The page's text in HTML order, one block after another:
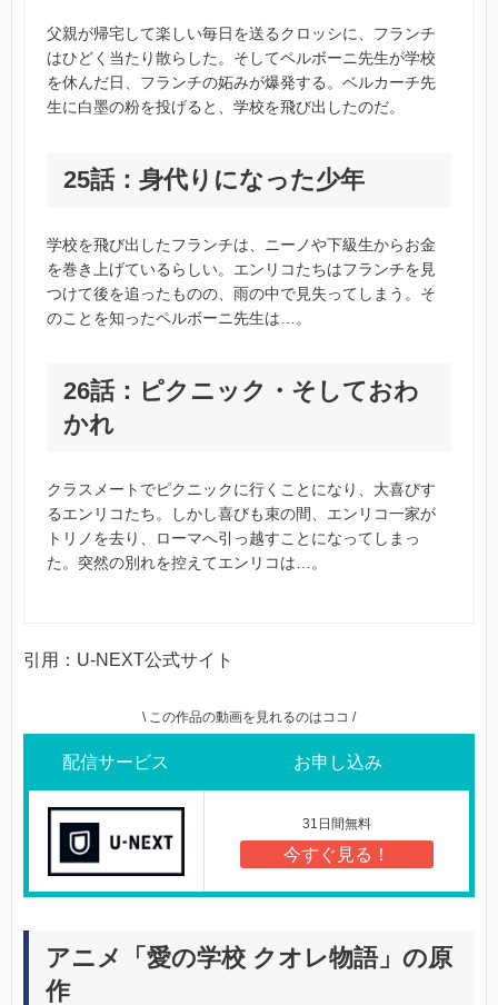
父親が帰宅して楽しい毎日を送るクロッシに、フランチ
はひどく当たり散らした。そしてペルボーニ先生が学校
を休んだ日、フランチの妬みが爆発する。ベルカーチ先
生に白墨の粉を投げると、学校を飛び出したのだ。
25話：身代りになった少年
学校を飛び出したフランチは、ニーノや下級生からお金
を巻き上げているらしい。エンリコたちはフランチを見
つけて後を追ったものの、雨の中で見失ってしまう。そ
のことを知ったペルボーニ先生は…。
26話：ピクニック・そしておわ
かれ
クラスメートでピクニックに行くことになり、大喜びす
るエンリコたち。しかし喜びも束の間、エンリコ一家が
トリノを去り、ローマへ引っ越すことになってしまっ
た。突然の別れを控えてエンリコは…。
引用：U-NEXT公式サイト
\ この作品の動画を見れるのはココ /
配信サービス お申し込み
31日間無料
今すぐ見る！
アニメ「愛の学校 クオレ物語」の原
作